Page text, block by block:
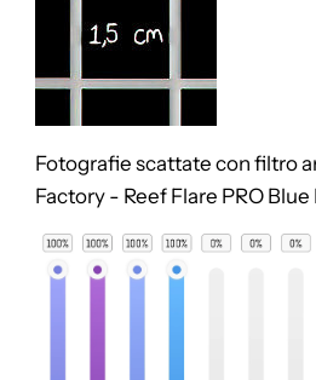
Fotografie scattate con filtro
Factory - Reef Flare PRO Blue